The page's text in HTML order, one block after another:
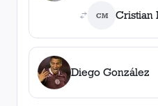
CM Cristian
Diego González